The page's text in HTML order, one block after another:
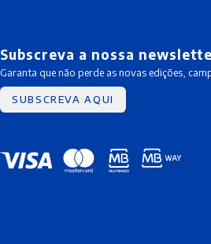
Subscreva a nossa
Garanta que não perde as novas edições,
SUBSCREVA AQUI